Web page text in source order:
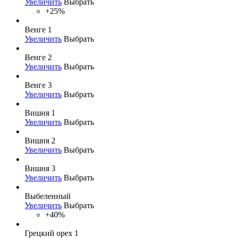
+25%
Венге 1
Увеличить Выбрать
Венге 2
Увеличить Выбрать
Венге 3
Увеличить Выбрать
Вишня 1
Увеличить Выбрать
Вишня 2
Увеличить Выбрать
Вишня 3
Увеличить Выбрать
Выбеленный
Увеличить Выбрать
+40%
Грецкий орех 1